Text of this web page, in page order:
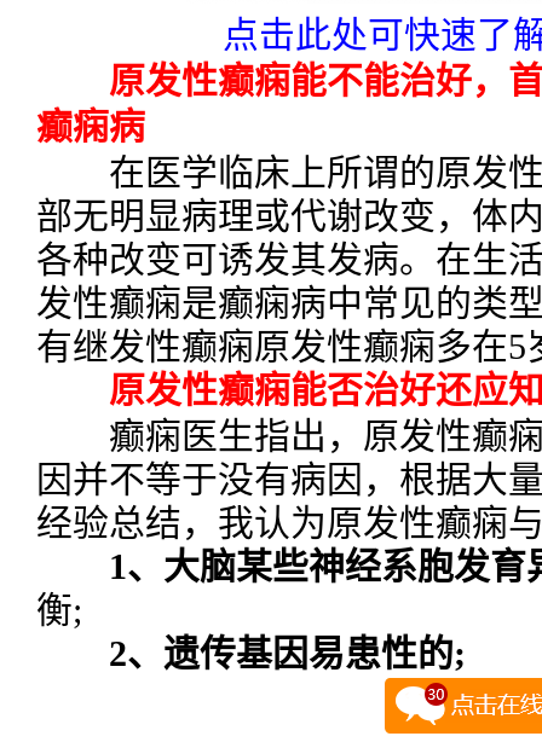
点击此处可快速了
原发性癫痫能不能治好，首
癫痫病
在医学临床上所谓的原发性
部无明显病理或代谢改变，体
各种改变可诱发其发病。在生
发性癫痫是癫痫病中常见的类
有继发性癫痫原发性癫痫多在
原发性癫痫能否治好还应
癫痫医生指出，原发性癫痫
因并不等于没有病因，根据大
经验总结，我认为原发性癫痫
1、大脑某些神经系胞发育
衡;
2、遗传基因易患性的;